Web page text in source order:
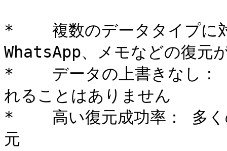
*    複数のデータタイプに
WhatsApp、メモなどの復元
*    データの上書きなし：
れることはありません
*    高い復元成功率： 多く
元